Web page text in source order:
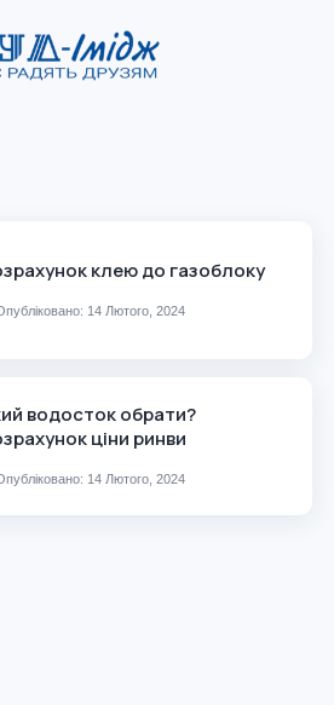
клею до газоблоку
14 Лютого, 2024
водосток обрати?
ціни ринви
14 Лютого, 2024